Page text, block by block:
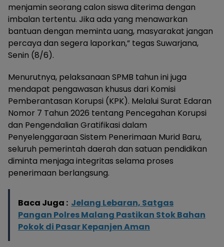
menjamin seorang calon siswa diterima dengan
imbalan tertentu. Jika ada yang menawarkan
bantuan dengan meminta uang, masyarakat jangan
percaya dan segera laporkan,” tegas Suwarjana,
Senin (8/6).
Menurutnya, pelaksanaan SPMB tahun ini juga
mendapat pengawasan khusus dari Komisi
Pemberantasan Korupsi (KPK). Melalui Surat Edaran
Nomor 7 Tahun 2026 tentang Pencegahan Korupsi
dan Pengendalian Gratifikasi dalam
Penyelenggaraan Sistem Penerimaan Murid Baru,
seluruh pemerintah daerah dan satuan pendidikan
diminta menjaga integritas selama proses
penerimaan berlangsung.
Baca Juga : Jelang Lebaran, Satgas
Pangan Polres Malang Pastikan Stok Bahan
Pokok di Pasar Kepanjen Aman